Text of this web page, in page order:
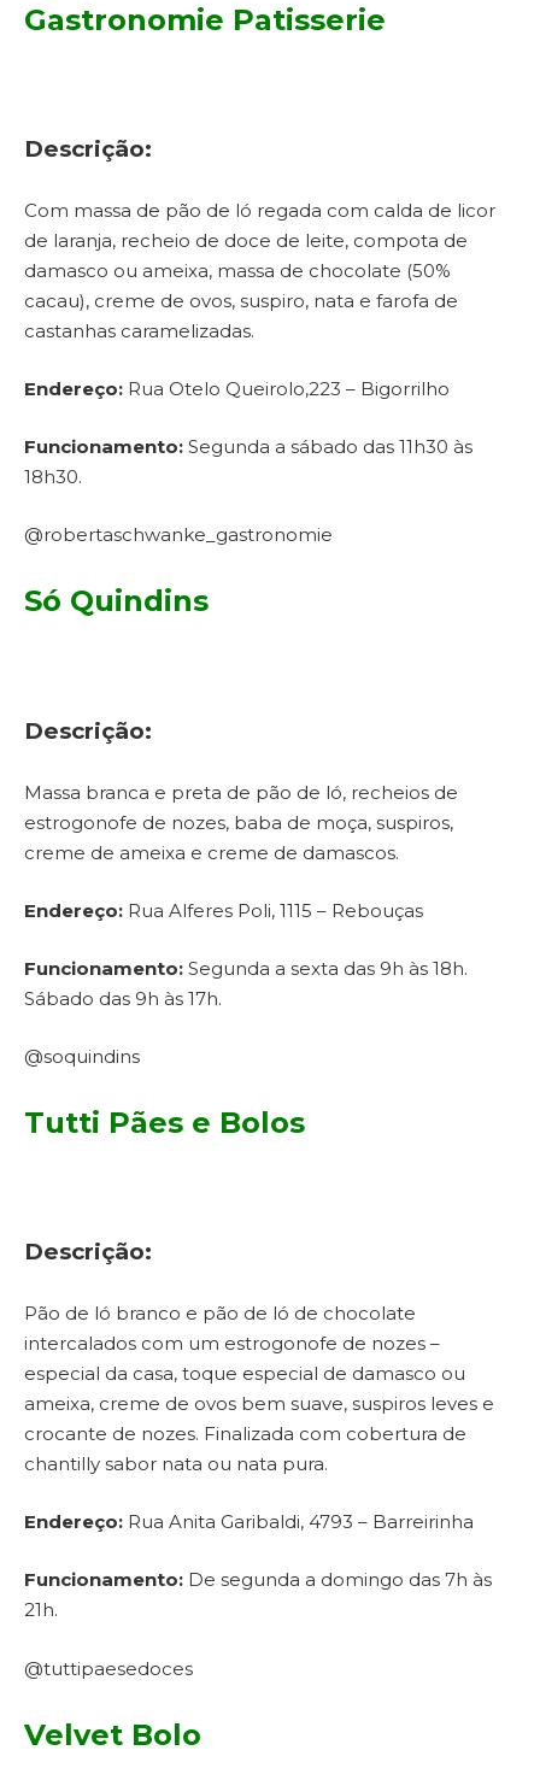
Gastronomie Patisserie
Descrição:
Com massa de pão de ló regada com calda de licor
de laranja, recheio de doce de leite, compota de
damasco ou ameixa, massa de chocolate (50%
cacau), creme de ovos, suspiro, nata e farofa de
castanhas caramelizadas.
Endereço: Rua Otelo Queirolo,223 – Bigorrilho
Funcionamento: Segunda a sábado das 11h30 às
18h30.
@robertaschwanke_gastronomie
Só Quindins
Descrição:
Massa branca e preta de pão de ló, recheios de
estrogonofe de nozes, baba de moça, suspiros,
creme de ameixa e creme de damascos.
Endereço: Rua Alferes Poli, 1115 – Rebouças
Funcionamento: Segunda a sexta das 9h às 18h.
Sábado das 9h às 17h.
@soquindins
Tutti Pães e Bolos
Descrição:
Pão de ló branco e pão de ló de chocolate
intercalados com um estrogonofe de nozes –
especial da casa, toque especial de damasco ou
ameixa, creme de ovos bem suave, suspiros leves e
crocante de nozes. Finalizada com cobertura de
chantilly sabor nata ou nata pura.
Endereço: Rua Anita Garibaldi, 4793 – Barreirinha
Funcionamento: De segunda a domingo das 7h às
21h.
@tuttipaesedoces
Velvet Bolo